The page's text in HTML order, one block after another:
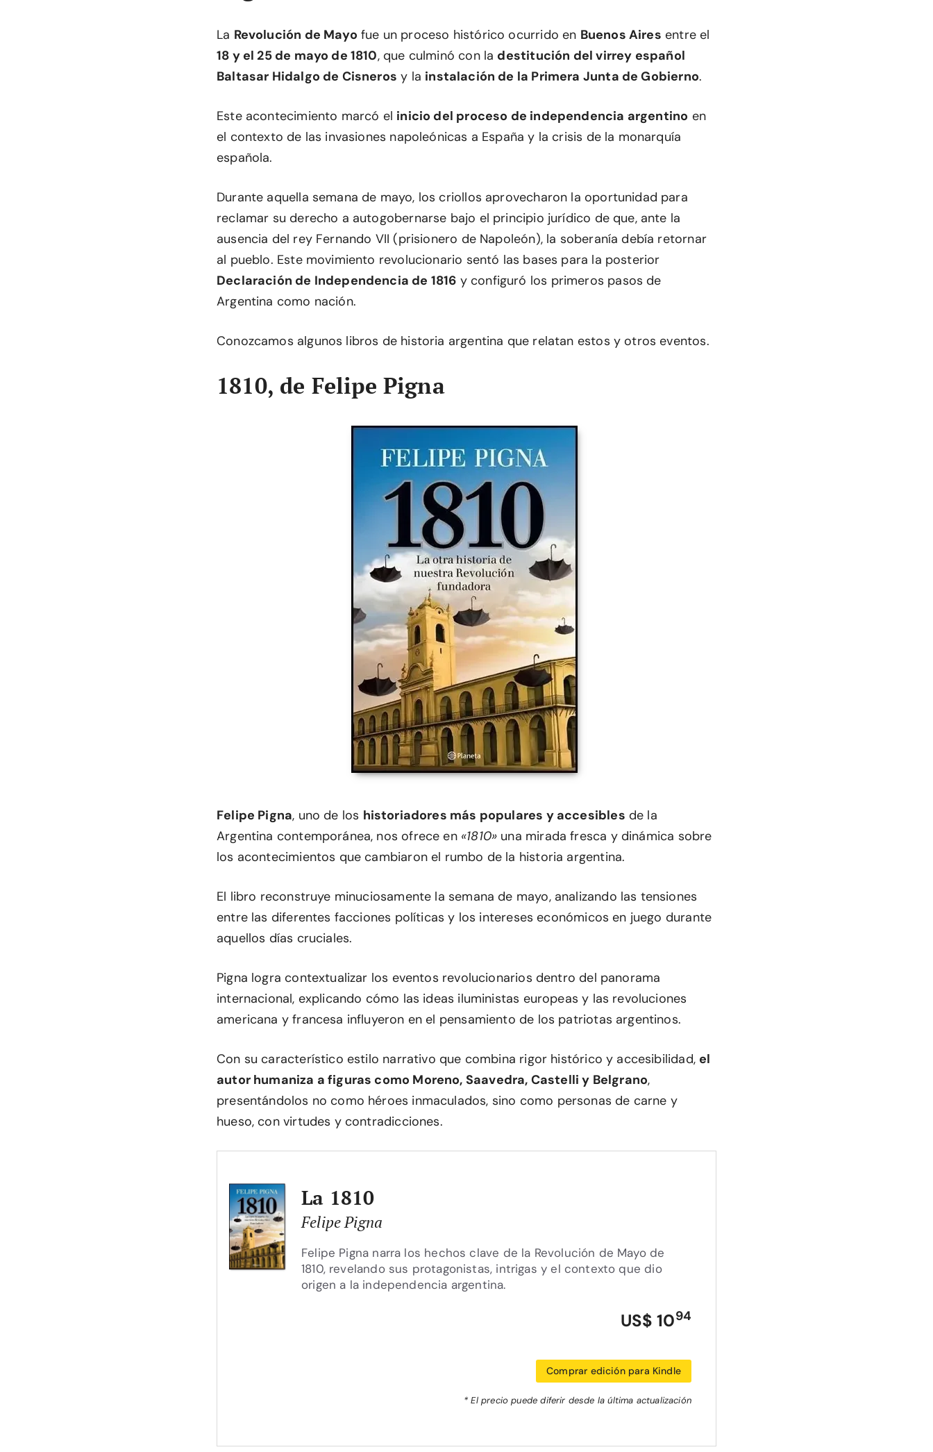
La Revolución de Mayo fue un proceso histórico ocurrido en Buenos Aires entre el
18 y el 25 de mayo de 1810, que culminó con la destitución del virrey español
Baltasar Hidalgo de Cisneros y la instalación de la Primera Junta de Gobierno.
Este acontecimiento marcó el inicio del proceso de independencia argentino en
el contexto de las invasiones napoleónicas a España y la crisis de la monarquía
española.
Durante aquella semana de mayo, los criollos aprovecharon la oportunidad para
reclamar su derecho a autogobernarse bajo el principio jurídico de que, ante la
ausencia del rey Fernando VII (prisionero de Napoleón), la soberanía debía retornar
al pueblo. Este movimiento revolucionario sentó las bases para la posterior
Declaración de Independencia de 1816 y configuró los primeros pasos de
Argentina como nación.
Conozcamos algunos libros de historia argentina que relatan estos y otros eventos.
1810, de Felipe Pigna
Felipe Pigna, uno de los historiadores más populares y accesibles de la
Argentina contemporánea, nos ofrece en «1810» una mirada fresca y dinámica sobre
los acontecimientos que cambiaron el rumbo de la historia argentina.
El libro reconstruye minuciosamente la semana de mayo, analizando las tensiones
entre las diferentes facciones políticas y los intereses económicos en juego durante
aquellos días cruciales.
Pigna logra contextualizar los eventos revolucionarios dentro del panorama
internacional, explicando cómo las ideas iluministas europeas y las revoluciones
americana y francesa influyeron en el pensamiento de los patriotas argentinos.
Con su característico estilo narrativo que combina rigor histórico y accesibilidad, el
autor humaniza a figuras como Moreno, Saavedra, Castelli y Belgrano,
presentándolos no como héroes inmaculados, sino como personas de carne y
hueso, con virtudes y contradicciones.
La 1810
Felipe Pigna
Felipe Pigna narra los hechos clave de la Revolución de Mayo de
1810, revelando sus protagonistas, intrigas y el contexto que dio
origen a la independencia argentina.
US$ 1094
Comprar edición para Kindle
* El precio puede diferir desde la última actualización